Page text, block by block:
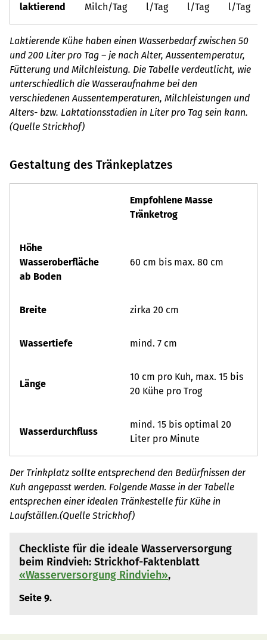
laktierend Milch/Tag l/Tag l/Tag l/Tag
Laktierende Kühe haben einen Wasserbedarf zwischen 50
und 200 Liter pro Tag – je nach Alter, Aussentemperatur,
Fütterung und Milchleistung. Die Tabelle verdeutlicht, wie
unterschiedlich die Wasseraufnahme bei den
verschiedenen Aussentemperaturen, Milchleistungen und
Alters- bzw. Laktationsstadien in Liter pro Tag sein kann.
(Quelle Strickhof)
Gestaltung des Tränkeplatzes
Empfohlene Masse
Tränketrog
Höhe
Wasseroberfläche
ab Boden
60 cm bis max. 80 cm
Breite zirka 20 cm
Wassertiefe mind. 7 cm
Länge
10 cm pro Kuh, max. 15 bis
20 Kühe pro Trog
Wasserdurchfluss
mind. 15 bis optimal 20
Liter pro Minute
Der Trinkplatz sollte entsprechend den Bedürfnissen der
Kuh angepasst werden. Folgende Masse in der Tabelle
entsprechen einer idealen Tränkestelle für Kühe in
Laufställen.(Quelle Strickhof)
Checkliste für die ideale Wasserversorgung
beim Rindvieh: Strickhof-Faktenblatt
«Wasserversorgung Rindvieh»,
Seite 9.